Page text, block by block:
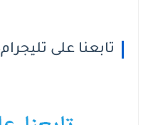
تابعنا على تليجرام